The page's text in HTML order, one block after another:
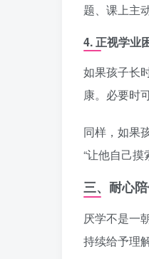
题、课上主
4.正视学业
如果孩子长
康。必要时
同样，如果
“让他自己摸
三、耐心
厌学不是一
持续给予理